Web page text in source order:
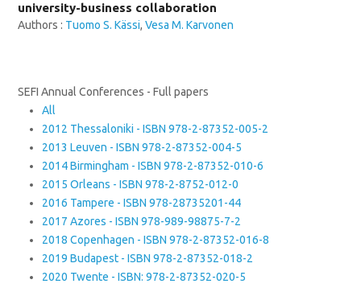
university-business collaboration
Authors : Tuomo S. Kässi,Vesa M. Karvonen
SEFI Annual Conferences - Full papers
All
2012 Thessaloniki - ISBN 978-2-87352-005-2
2013 Leuven - ISBN 978-2-87352-004-5
2014 Birmingham - ISBN 978-2-87352-010-6
2015 Orleans - ISBN 978-2-8752-012-0
2016 Tampere - ISBN 978-28735201-44
2017 Azores - ISBN 978-989-98875-7-2
2018 Copenhagen - ISBN 978-2-87352-016-8
2019 Budapest - ISBN 978-2-87352-018-2
2020 Twente - ISBN: 978-2-87352-020-5